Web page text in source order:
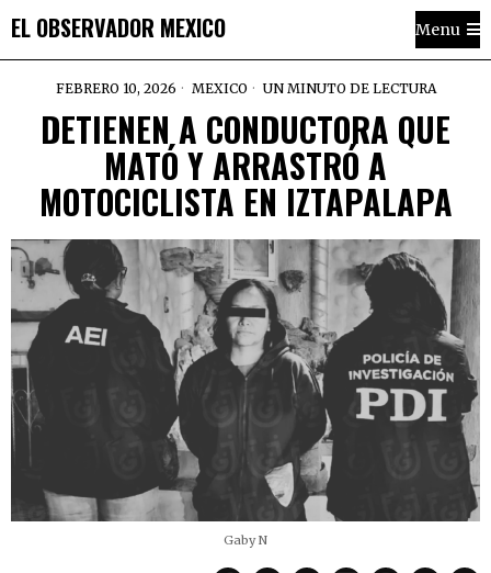
EL OBSERVADOR MEXICO Menu
FEBRERO 10, 2026 MEXICO UN MINUTO DE LECTURA
DETIENEN A CONDUCTORA QUE
MATÓ Y ARRASTRÓ A
MOTOCICLISTA EN IZTAPALAPA
Gaby N